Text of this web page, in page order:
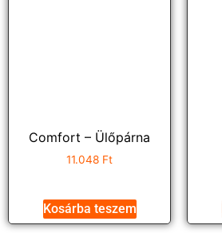
Comfort – Ülőpárna
11.048 Ft
Kosárba teszem